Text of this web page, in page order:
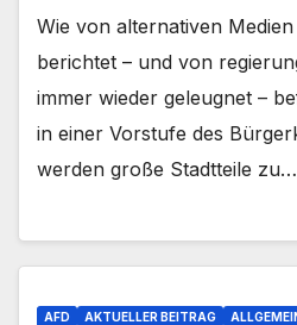
Wie von alternativen
berichtet – und von
immer wieder geleugnet –
in einer Vorstufe des
werden große Stadtteile zu…
AFD AKTUELLER BEITRAG